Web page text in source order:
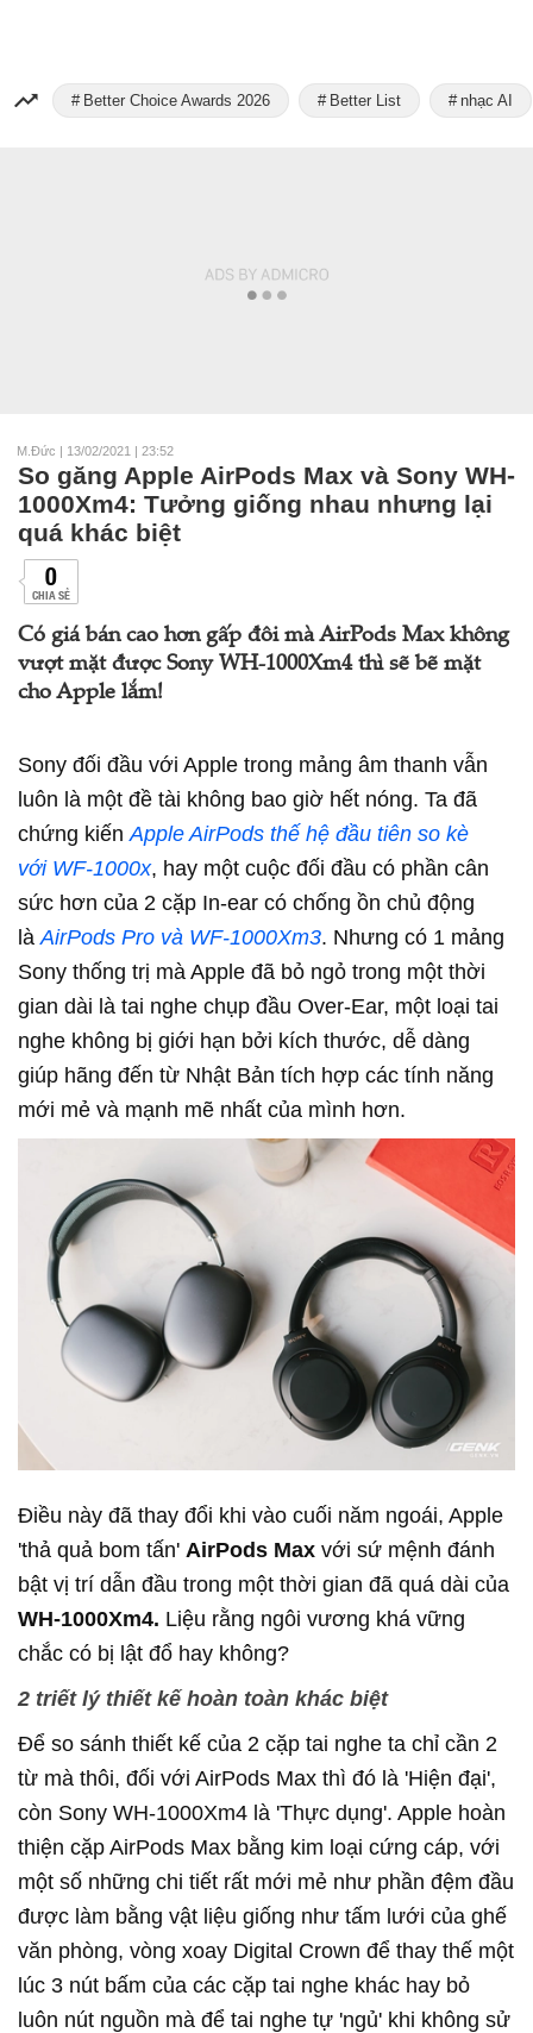
Better Choice Awards 2026 Better List nhạc AI
M.Đức | 13/02/2021 | 23:52
So găng Apple AirPods Max và Sony WH-
1000Xm4: Tưởng giống nhau nhưng lại
quá khác biệt
0
CHIA SẺ
Có giá bán cao hơn gấp đôi mà AirPods Max không
vượt mặt được Sony WH-1000Xm4 thì sẽ bẽ mặt
cho Apple lắm!
Sony đối đầu với Apple trong mảng âm thanh vẫn
luôn là một đề tài không bao giờ hết nóng. Ta đã
chứng kiếnApple AirPods thế hệ đầu tiên so kè
với WF-1000x, hay một cuộc đối đầu có phần cân
sức hơn của 2 cặp In-ear có chống ồn chủ động
làAirPods Pro và WF-1000Xm3. Nhưng có 1 mảng
Sony thống trị mà Apple đã bỏ ngỏ trong một thời
gian dài là tai nghe chụp đầu Over-Ear, một loại tai
nghe không bị giới hạn bởi kích thước, dễ dàng
giúp hãng đến từ Nhật Bản tích hợp các tính năng
mới mẻ và mạnh mẽ nhất của mình hơn.
Điều này đã thay đổi khi vào cuối năm ngoái, Apple
'thả quả bom tấn' AirPods Max với sứ mệnh đánh
bật vị trí dẫn đầu trong một thời gian đã quá dài của
WH-1000Xm4. Liệu rằng ngôi vương khá vững
chắc có bị lật đổ hay không?
2 triết lý thiết kế hoàn toàn khác biệt
Để so sánh thiết kế của 2 cặp tai nghe ta chỉ cần 2
từ mà thôi, đối với AirPods Max thì đó là 'Hiện đại',
còn Sony WH-1000Xm4 là 'Thực dụng'. Apple hoàn
thiện cặp AirPods Max bằng kim loại cứng cáp, với
một số những chi tiết rất mới mẻ như phần đệm đầu
được làm bằng vật liệu giống như tấm lưới của ghế
văn phòng, vòng xoay Digital Crown để thay thế một
lúc 3 nút bấm của các cặp tai nghe khác hay bỏ
luôn nút nguồn mà để tai nghe tự 'ngủ' khi không sử